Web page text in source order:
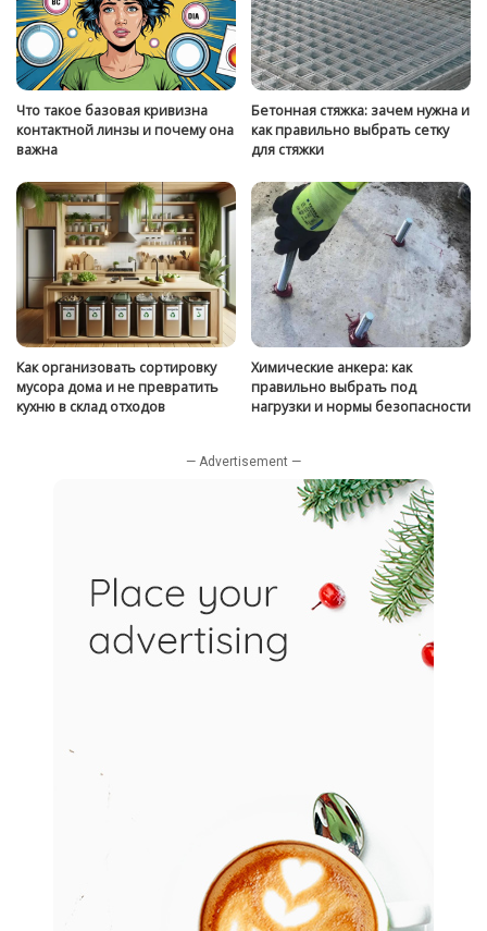
Что такое базовая кривизна
контактной линзы и почему она
важна
Бетонная стяжка: зачем нужна и
как правильно выбрать сетку
для стяжки
Как организовать сортировку
мусора дома и не превратить
кухню в склад отходов
Химические анкера: как
правильно выбрать под
нагрузки и нормы безопасности
— Advertisement —